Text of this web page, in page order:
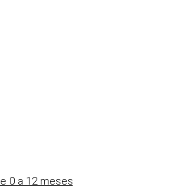
0 a 12 meses